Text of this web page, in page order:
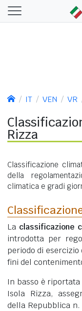
IT VEN VR
Rizza
Classificazione
della
climatica e gradi
La classificazione
introdotta per
periodo di
fini del
In basso è
Isola Rizza,
della Repubblica n.